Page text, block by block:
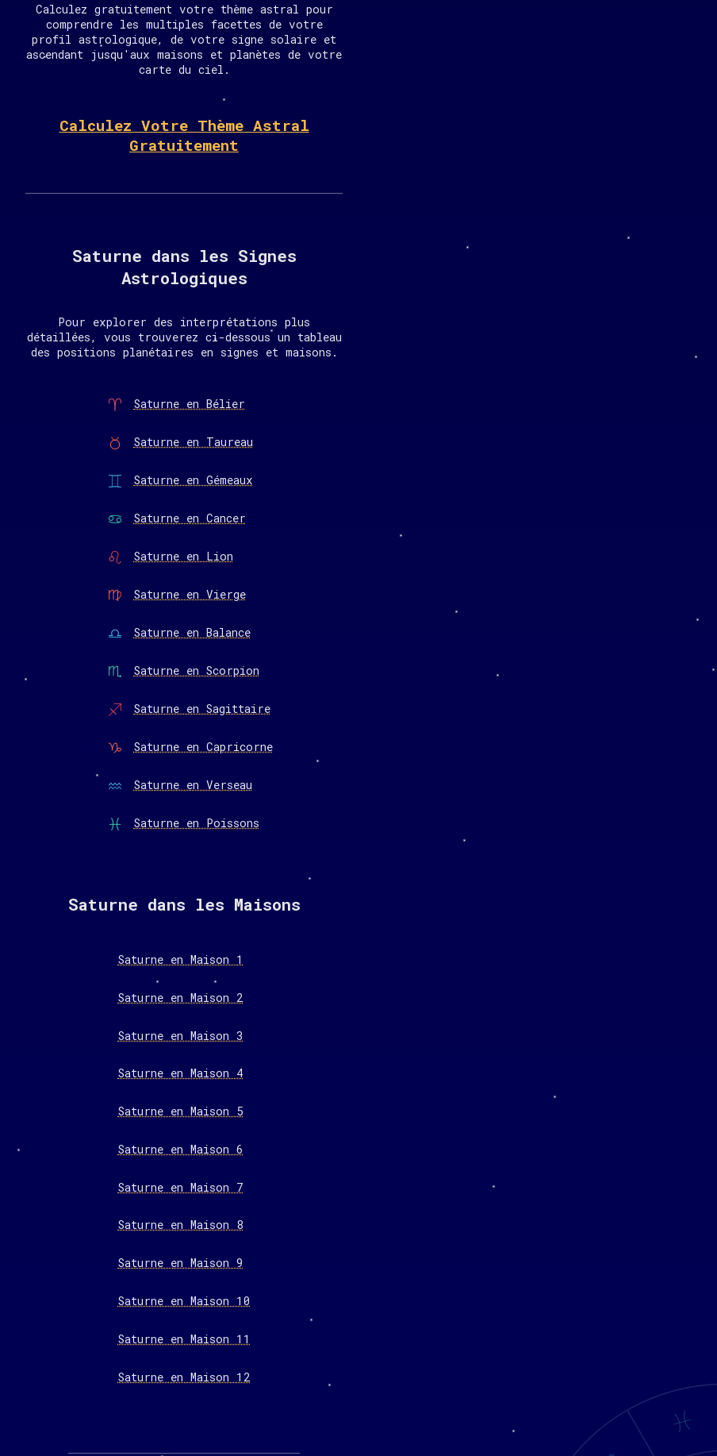
Calculez gratuitement votre thème astral pour
comprendre les multiples facettes de votre
profil astrologique, de votre signe solaire et
ascendant jusqu'aux maisons et planètes de votre
carte du ciel.
Calculez Votre Thème Astral
Gratuitement
Saturne dans les Signes
Astrologiques
Pour explorer des interprétations plus
détaillées, vous trouverez ci-dessous un tableau
des positions planétaires en signes et maisons.
Saturne en Bélier
Saturne en Taureau
Saturne en Gémeaux
Saturne en Cancer
Saturne en Lion
Saturne en Vierge
Saturne en Balance
Saturne en Scorpion
Saturne en Sagittaire
Saturne en Capricorne
Saturne en Verseau
Saturne en Poissons
Saturne dans les Maisons
Saturne en Maison 1
Saturne en Maison 2
Saturne en Maison 3
Saturne en Maison 4
Saturne en Maison 5
Saturne en Maison 6
Saturne en Maison 7
Saturne en Maison 8
Saturne en Maison 9
Saturne en Maison 10
Saturne en Maison 11
Saturne en Maison 12